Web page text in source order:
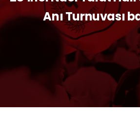
Anı Turnuvası